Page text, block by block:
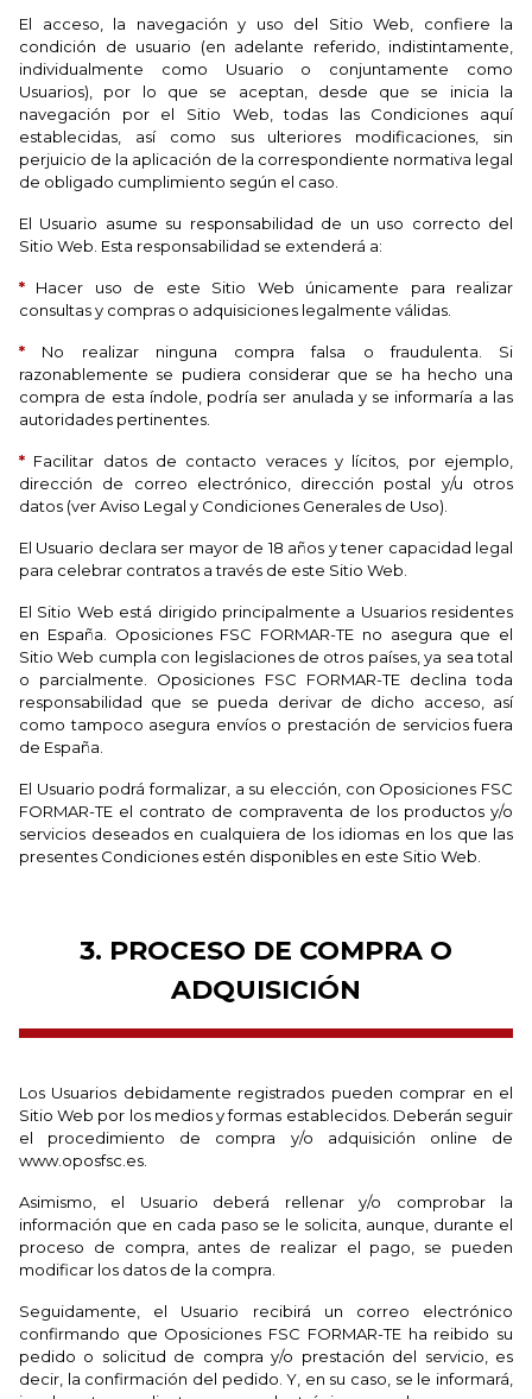
El acceso, la navegación y uso del Sitio Web, confiere la
condición de usuario (en adelante referido, indistintamente,
individualmente como Usuario o conjuntamente como
Usuarios), por lo que se aceptan, desde que se inicia la
navegación por el Sitio Web, todas las Condiciones aquí
establecidas, así como sus ulteriores modificaciones, sin
perjuicio de la aplicación de la correspondiente normativa legal
de obligado cumplimiento según el caso.
El Usuario asume su responsabilidad de un uso correcto del
Sitio Web. Esta responsabilidad se extenderá a:
* Hacer uso de este Sitio Web únicamente para realizar
consultas y compras o adquisiciones legalmente válidas.
* No realizar ninguna compra falsa o fraudulenta. Si
razonablemente se pudiera considerar que se ha hecho una
compra de esta índole, podría ser anulada y se informaría a las
autoridades pertinentes.
* Facilitar datos de contacto veraces y lícitos, por ejemplo,
dirección de correo electrónico, dirección postal y/u otros
datos (ver Aviso Legal y Condiciones Generales de Uso).
El Usuario declara ser mayor de 18 años y tener capacidad legal
para celebrar contratos a través de este Sitio Web.
El Sitio Web está dirigido principalmente a Usuarios residentes
en España. Oposiciones FSC FORMAR-TE no asegura que el
Sitio Web cumpla con legislaciones de otros países, ya sea total
o parcialmente. Oposiciones FSC FORMAR-TE declina toda
responsabilidad que se pueda derivar de dicho acceso, así
como tampoco asegura envíos o prestación de servicios fuera
de España.
El Usuario podrá formalizar, a su elección, con Oposiciones FSC
FORMAR-TE el contrato de compraventa de los productos y/o
servicios deseados en cualquiera de los idiomas en los que las
presentes Condiciones estén disponibles en este Sitio Web.
3. PROCESO DE COMPRA O
ADQUISICIÓN
Los Usuarios debidamente registrados pueden comprar en el
Sitio Web por los medios y formas establecidos. Deberán seguir
el procedimiento de compra y/o adquisición online de
www.oposfsc.es.
Asimismo, el Usuario deberá rellenar y/o comprobar la
información que en cada paso se le solicita, aunque, durante el
proceso de compra, antes de realizar el pago, se pueden
modificar los datos de la compra.
Seguidamente, el Usuario recibirá un correo electrónico
confirmando que Oposiciones FSC FORMAR-TE ha reibido su
pedido o solicitud de compra y/o prestación del servicio, es
decir, la confirmación del pedido. Y, en su caso, se le informará,